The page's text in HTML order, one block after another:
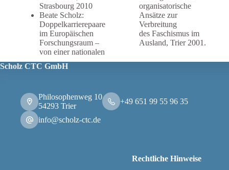
Strasbourg 2010
Beate Scholz:
Doppelkarrierepaare
im Europäischen
Forschungsraum –
von einer nationalen
organisatorische
Ansätze zur
Verbreitung
des Faschismus im
Ausland, Trier 2001.
Scholz CTC GmbH
Philosophenweg 10
54293 Trier
+49 651 99 55 96 35
info@scholz-ctc.de
Rechtliche Hinweise